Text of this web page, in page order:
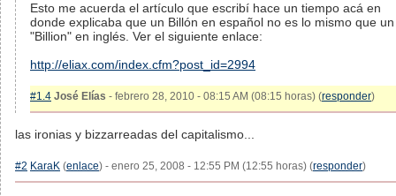
Esto me acuerda el artículo que escribí hace un tiempo acá en
donde explicaba que un Billón en español no es lo mismo que un
"Billion" en inglés. Ver el siguiente enlace:
http://eliax.com/index.cfm?post_id=2994
#1.4 José Elías - febrero 28, 2010 - 08:15 AM (08:15 horas) (responder)
las ironias y bizzarreadas del capitalismo...
#2 KaraK (enlace) - enero 25, 2008 - 12:55 PM (12:55 horas) (responder)